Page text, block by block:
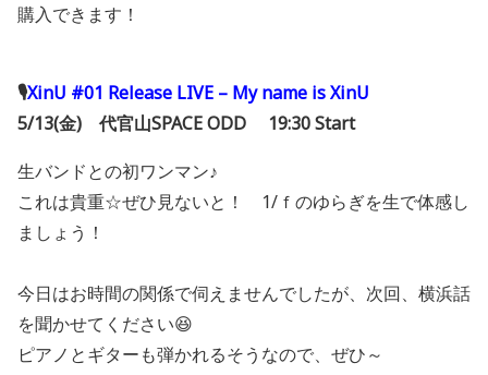
購入できます！
🎙XinU #01 Release LIVE – My name is XinU
5/13(金) 代官山SPACE ODD 19:30 Start
生バンドとの初ワンマン♪
これは貴重☆ぜひ見ないと！ 1/ｆのゆらぎを生で体感し
ましょう！
今日はお時間の関係で伺えませんでしたが、次回、横浜話
を聞かせてください😆
ピアノとギターも弾かれるそうなので、ぜひ～